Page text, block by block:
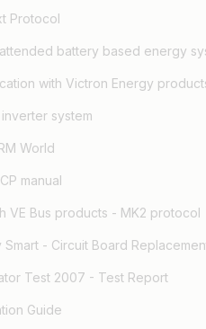
Protocol
battery based energy
with Victron Energy
system
World
manual
VE Bus products - MK2 protocol
Smart - Circuit Board
Test 2007 - Test Report
Guide